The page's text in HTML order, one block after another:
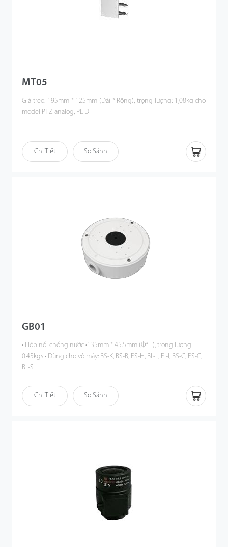
MT05
Giá treo: 195mm * 125mm (Dài * Rộng), trọng lượng: 1,08kg cho
model PTZ analog, PL-D
Chi Tiết So Sánh
GB01
• Hộp nối chống nước •135mm * 45.5mm (Φ*H), trọng lượng
0.45kgs • Dùng cho vỏ máy: BS-K, BS-B, ES-H, BL-L, EI-I, BS-C, ES-C,
BL-S
Chi Tiết So Sánh